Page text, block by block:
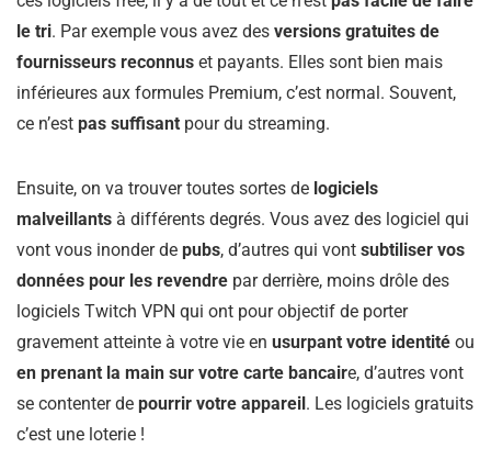
le tri. Par exemple vous avez des versions gratuites de
fournisseurs reconnus et payants. Elles sont bien mais
inférieures aux formules Premium, c’est normal. Souvent,
ce n’est pas suffisant pour du streaming.
Ensuite, on va trouver toutes sortes de logiciels
malveillants à différents degrés. Vous avez des logiciel qui
vont vous inonder de pubs, d’autres qui vont subtiliser vos
données pour les revendre par derrière, moins drôle des
logiciels Twitch VPN qui ont pour objectif de porter
gravement atteinte à votre vie en usurpant votre identité ou
en prenant la main sur votre carte bancaire, d’autres vont
se contenter de pourrir votre appareil. Les logiciels gratuits
c’est une loterie !